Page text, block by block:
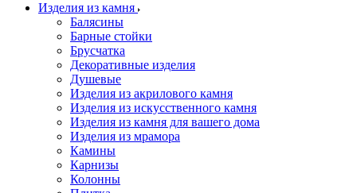
Изделия из камня
Балясины
Барные стойки
Брусчатка
Декоративные изделия
Душевые
Изделия из акрилового камня
Изделия из искусственного камня
Изделия из камня для вашего дома
Изделия из мрамора
Камины
Карнизы
Колонны